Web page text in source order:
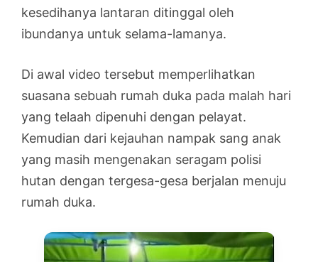
kesedihanya lantaran ditinggal oleh
ibundanya untuk selama-lamanya.
Di awal video tersebut memperlihatkan
suasana sebuah rumah duka pada malah hari
yang telaah dipenuhi dengan pelayat.
Kemudian dari kejauhan nampak sang anak
yang masih mengenakan seragam polisi
hutan dengan tergesa-gesa berjalan menuju
rumah duka.